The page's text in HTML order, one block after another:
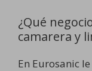
¿Qué
camarera y
En Eurosanic